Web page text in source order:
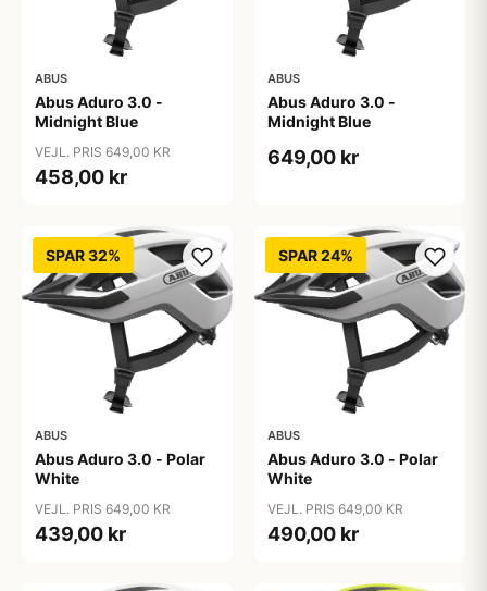
ABUS
Abus Aduro 3.0 -
Midnight Blue
VEJL. PRIS 649,00 KR
458,00 kr
ABUS
Abus Aduro 3.0 -
Midnight Blue
649,00 kr
SPAR 32%
ABUS
Abus Aduro 3.0 - Polar
White
VEJL. PRIS 649,00 KR
439,00 kr
SPAR 24%
ABUS
Abus Aduro 3.0 - Polar
White
VEJL. PRIS 649,00 KR
490,00 kr